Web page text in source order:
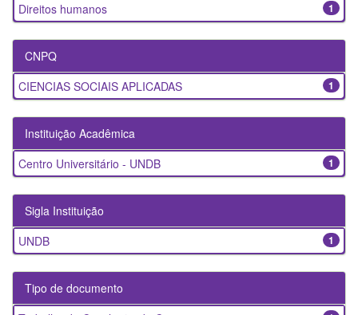
1
Direitos humanos
CNPQ
1
CIENCIAS SOCIAIS APLICADAS
Instituição Acadêmica
1
Centro Universitário - UNDB
Sigla Instituição
1
UNDB
Tipo de documento